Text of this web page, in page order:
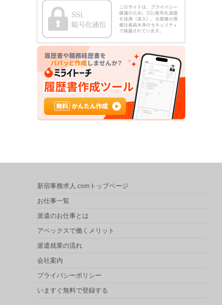
新宿事務求人.comトップページ
お仕事一覧
派遣のお仕事とは
アペックスで働くメリット
派遣就業の流れ
会社案内
プライバシーポリシー
いますぐ無料で登録する